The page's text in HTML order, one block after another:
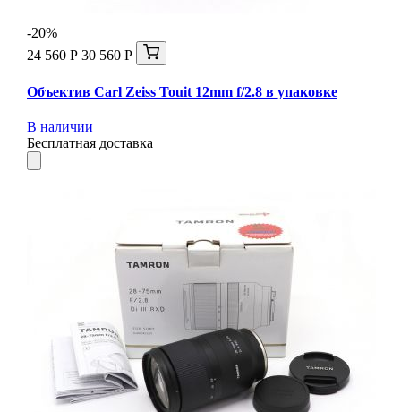
-20%
24 560 Р 30 560 Р
Объектив Carl Zeiss Touit 12mm f/2.8 в упаковке
В наличии
Бесплатная доставка